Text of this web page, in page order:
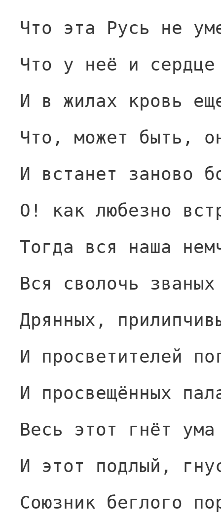
Что эта Русь не
Что у неё и
И в жилах кровь
Что, может быть,
И встанет заново
О! как любезно
Тогда вся наша
Вся сволочь
Дрянных,
И просветителей
И просвещённых
Весь этот гнёт ума
И этот подлый,
Союзник беглого